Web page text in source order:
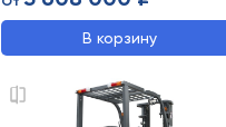
В корзину